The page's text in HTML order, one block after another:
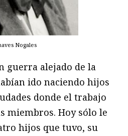
Nogales
guerra alejado de la
ido naciendo hijos
donde el trabajo
miembros. Hoy sólo le
hijos que tuvo, su